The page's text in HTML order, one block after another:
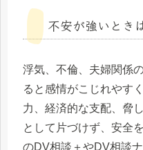
不安が強いとき
浮気、不倫、夫婦関係
ると感情がこじれやす
力、経済的な支配、脅
として片づけず、安全
のDV相談＋やDV相談